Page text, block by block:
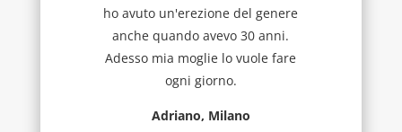
ho avuto un'erezione del genere
anche quando avevo 30 anni.
Adesso mia moglie lo vuole fare
ogni giorno.
Adriano, Milano